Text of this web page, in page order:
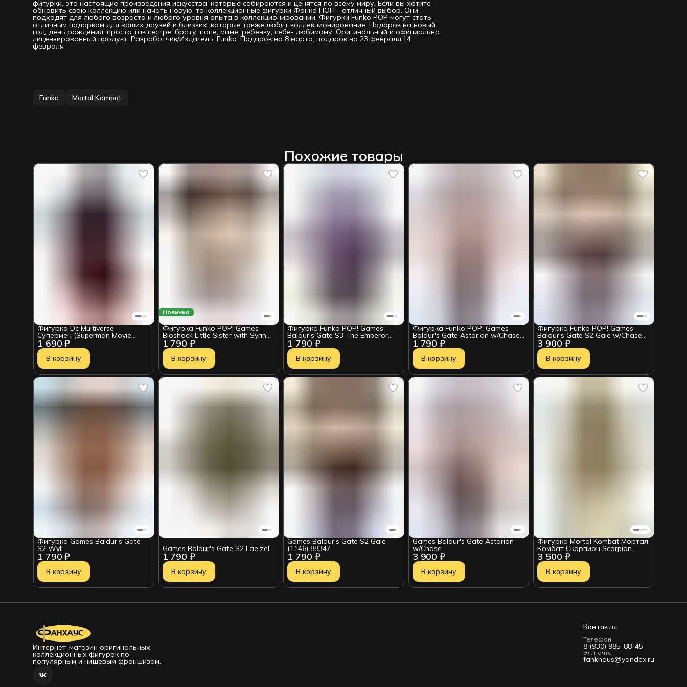
фигурки, это настоящие произведения искусства, которые собираются и ценятся по всему миру. Если вы хотите
обновить свою коллекцию или начать новую, то коллекционные фигурки Фанко ПОП - отличный выбор. Они
подходят для любого возраста и любого уровня опыта в коллекционировании. Фигурки Funko РОР могут стать
отличным подарком для ваших друзей и близких, которые также любят коллекционирование. Подарок на новый
год, день рождения, просто так сестре, брату, папе, маме, ребенку, себе- любимому. Оригинальный и официально
лицензированный продукт. Разработчик/Издатель: Funko. Подарок на 8 марта, подарок на 23 февраля,14
февраля
Funko Mortal Kombat
Похожие товары
1 690 ₽
Фигурка Dc Multiverse
Супермен (Superman Movie
2025) 18 см
В корзину
Новинка
1 790 ₽
Фигурка Funko POP! Games
Bioshock Little Sister with Syringe
(1143) 90830
В корзину
1 790 ₽
Фигурка Funko POP! Games
Baldur's Gate S3 The Emperor
(1189) 91595
В корзину
1 790 ₽
Фигурка Funko POP! Games
Baldur's Gate Astarion w/Chase
(1017) 84955
В корзину
3 900 ₽
Фигурка Funko POP! Games
Baldur's Gate S2 Gale w/Chase
(1146) 88347
В корзину
1 790 ₽
Фигурка Games Baldur's Gate
S2 Wyll
В корзину
1 790 ₽
Games Baldur's Gate S2 Lae'zel
В корзину
1 790 ₽
Games Baldur's Gate S2 Gale
(1146) 88347
В корзину
3 900 ₽
Games Baldur's Gate Astarion
w/Chase
В корзину
3 500 ₽
Фигурка Mortal Kombat Мортал
Комбат Скорпион Scorpion
Klassics 18см 18025
В корзину
Интернет-магазин оригинальных
коллекционных фигурок по
популярным и нишевым франшизам.
Контакты
Телефон
8 (930) 985-88-45
Эл. почта
fankhaus@yandex.ru